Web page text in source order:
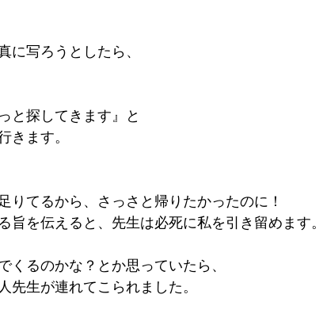
に写ろうとしたら、
と探してきます』と
きます。
りてるから、さっさと帰りたかったのに！
旨を伝えると、先生は必死に私を引き留めます。
くるのかな？とか思っていたら、
先生が連れてこられました。